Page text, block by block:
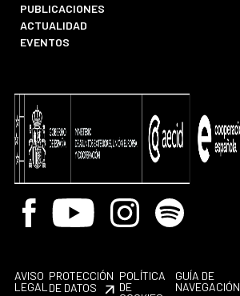
PUBLICACIONES
ACTUALIDAD
EVENTOS
Facebook
Youtube InstagramSpotify
AVISO
LEGAL
PROTECCIÓN
DE DATOS
POLÍTICA
DE
GUÍA DE
NAVEGACIÓN